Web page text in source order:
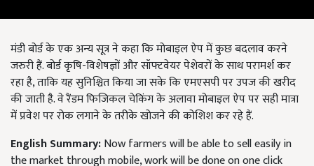
मंडी बोर्ड के एक अन्य सूत्र ने कहा कि मोबाइल ऐप में कुछ बदलाव करने
जरुरी हैं. बोर्ड कृषि-विशेषज्ञों और सॉफ्टवेयर पेशेवरों के साथ परामर्श कर
रहा है, ताकि यह सुनिश्चित किया जा सके कि एमएसपी पर उपज की खरीद
की जाती है. वे रैंडम फिजिकल चेकिंग के अलावा मोबाइल ऐप पर सही मात्रा
में प्रवेश पर रोक लगाने के तरीके खोजने की कोशिश कर रहे हैं.
English Summary:Now farmers will be able to sell easily in
the market through mobile, work will be done on one click